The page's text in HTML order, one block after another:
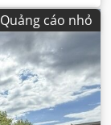
Quảng cáo nhỏ